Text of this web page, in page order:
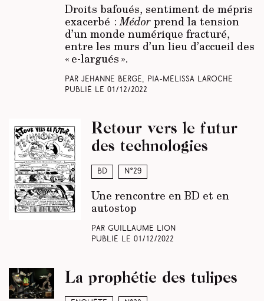
Droits bafoués, sentiment de mépris
exacerbé :Médorprend la tension
d’un monde numérique fracturé,
entre les murs d’un lieu d’accueil des
« e-largués ».
Par Jehanne Bergé, Pia-Mélissa Laroche
Publié le 01/12/2022
BD N°29
Retour vers le futur
des technologies
Une rencontre en BD et en
autostop
Par Guillaume Lion
Publié le01/12/2022
La prophétie des tulipes